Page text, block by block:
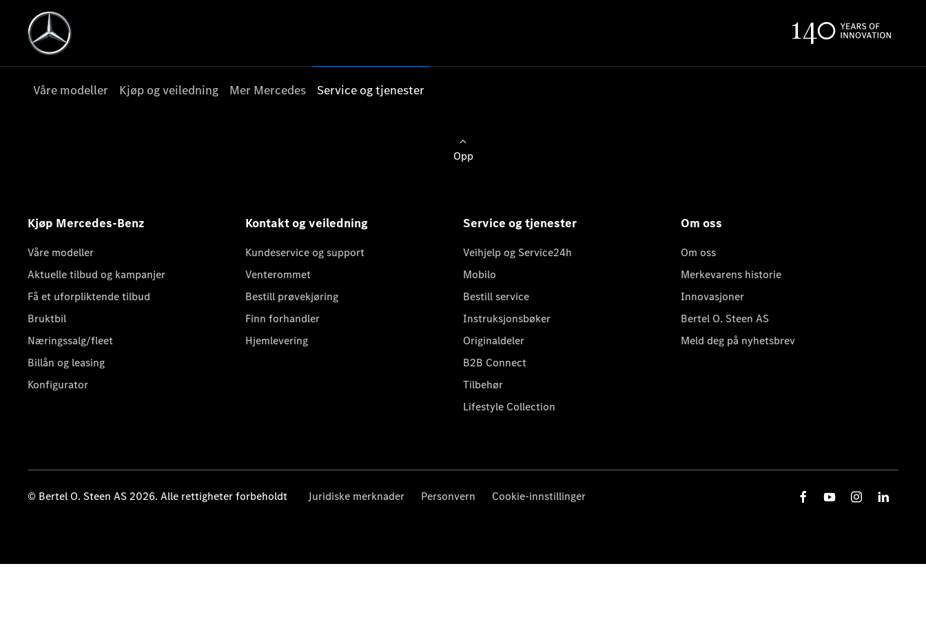
Våre modeller Kjøp og veiledning Mer Mercedes Service og tjenester
Opp
Kjøp Mercedes-Benz
Våre modeller
Aktuelle tilbud og kampanjer
Få et uforpliktende tilbud
Bruktbil
Næringssalg/fleet
Billån og leasing
Konfigurator
Kontakt og veiledning
Kundeservice og support
Venterommet
Bestill prøvekjøring
Finn forhandler
Hjemlevering
Service og tjenester
Veihjelp og Service24h
Mobilo
Bestill service
Instruksjonsbøker
Originaldeler
B2B Connect
Tilbehør
Lifestyle Collection
Om oss
Om oss
Merkevarens historie
Innovasjoner
Bertel O. Steen AS
Meld deg på nyhetsbrev
© Bertel O. Steen AS 2026. Alle rettigheter forbeholdt Juridiske merknader Personvern Cookie-innstillinger